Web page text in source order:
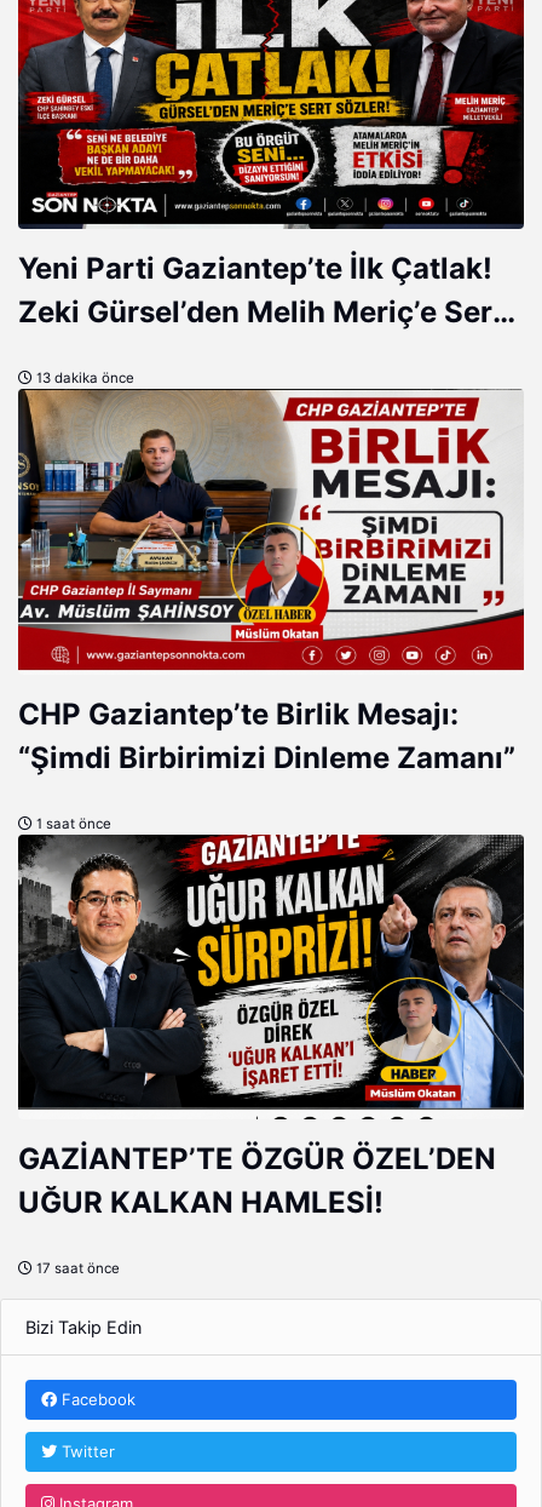
Yeni Parti Gaziantep’te İlk Çatlak!
Zeki Gürsel’den Melih Meriç’e Sert
13 dakika önce
CHP Gaziantep’te Birlik Mesajı:
“Şimdi Birbirimizi Dinleme Zamanı”
1 saat önce
GAZİANTEP’TE ÖZGÜR ÖZEL’DEN
UĞUR KALKAN HAMLESİ!
17 saat önce
Bizi Takip Edin
Facebook
Twitter